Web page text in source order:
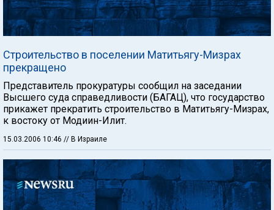
Строительство в поселении Матитьягу-Мизрах
прекращено
Представитель прокуратуры сообщил на заседании
Высшего суда справедливости (БАГАЦ), что государство
прикажет прекратить строительство в Матитьягу-Мизрах,
к востоку от Модиин-Илит.
15.03.2006 10:46 // В Израиле